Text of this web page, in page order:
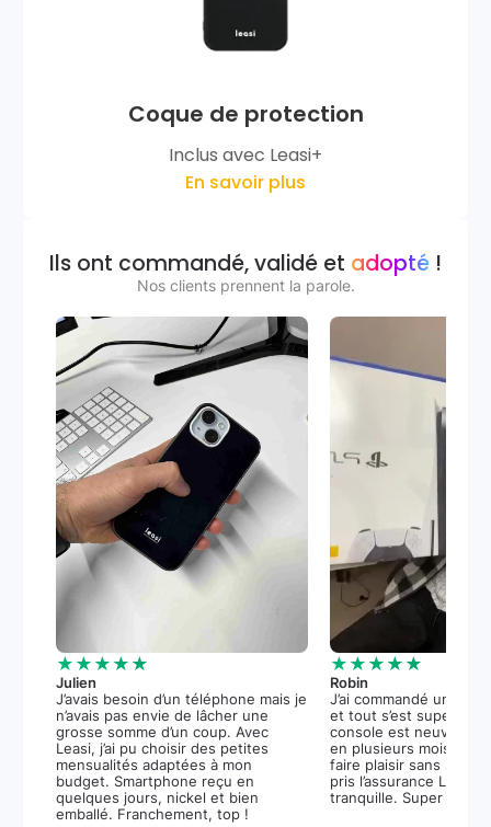
Coque de protection
Inclus avec Leasi+
En savoir plus
Ils ont commandé, validé et adopté !
Nos clients prennent la parole.
★★★★★
Julien
J’avais besoin d’un téléphone mais je
n’avais pas envie de lâcher une
grosse somme d’un coup. Avec
Leasi, j’ai pu choisir des petites
mensualités adaptées à mon
budget. Smartphone reçu en
quelques jours, nickel et bien
emballé. Franchement, top !
★★★★★
Robin
J’ai commandé une
et tout s’est super
console est neuve, et
en plusieurs mois m’a
faire plaisir sans stress.
pris l’assurance
tranquille. Super